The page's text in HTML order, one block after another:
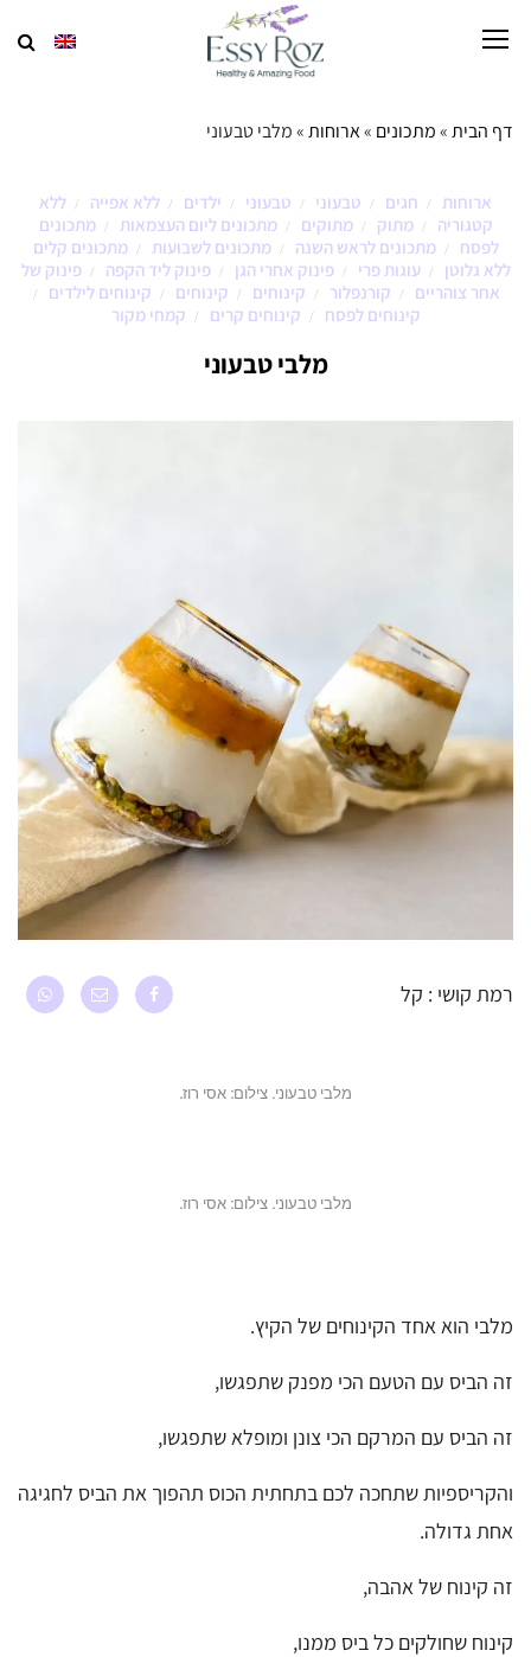
דף הבית»מתכונים »ארוחות»מלבי טבעוני
ארוחות / חגים / טבעוני / טבעוני / ילדים / ללא אפייה /
ללא
קטגוריה
/ מתוק / מתוקים / מתכונים ליום העצמאות /
מתכונים
לפסח
/ מתכונים לראש השנה / מתכונים לשבועות /
מתכונים קלים
ללא גלוטן
/ עוגות פרי / פינוק אחרי הגן / פינוק ליד הקפה /
פינוק של
אחר צוהריים
/ קורנפלור / קינוחים / קינוחים / קינוחים לילדים /
קינוחים לפסח / קינוחים קרים / קמחי מקור
מלבי טבעוני
רמת קושי : קל
מלבי טבעוני. צילום: אסי רוז.
מלבי טבעוני. צילום: אסי רוז.
מלבי הוא אחד הקינוחים של הקיץ.
זה הביס עם הטעם הכי מפנק שתפגשו,
זה הביס עם המרקם הכי צונן ומופלא שתפגשו,
והקריספיות שתחכה לכם בתחתית הכוס תהפוך את הביס לחגיגה
אחת גדולה.
זה קינוח של אהבה,
קינוח שחולקים כל ביס ממנו,